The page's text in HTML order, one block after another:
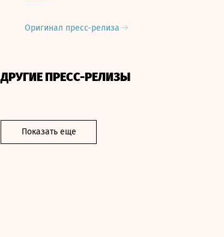
Оригинал пресс-релиза
ДРУГИЕ ПРЕСС-РЕЛИЗЫ
Показать еще